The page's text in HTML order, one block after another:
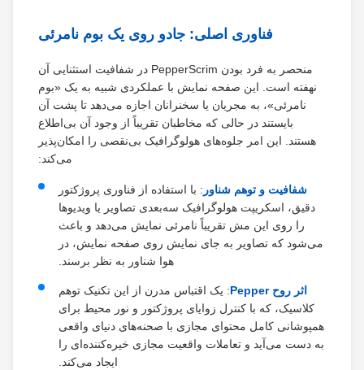
فناوری اصلی: جادو روی یک بوم نامرئی
منحصر به فرد بودن PepperScrim در شفافیت استثنایی آن
نهفته است. این صفحه نمایش با عملکردی شبیه به یک «بوم
نامرئی»، به مجریان یا سخنرانان اجازه می‌دهد تا پشت آن
بایستند در حالی که مخاطبان تقریباً از وجود آن بی‌اطلاع
هستند. این امر جلوه‌های هولوگرافیک بی‌نقصی را امکان‌پذیر
می‌کند:
شفافیت و توهم شناور: با استفاده از فناوری پروژکتور
دقیق، اسکریپت هولوگرافیک سه‌بعدی تصاویر یا ویدیوها
را روی این مش تقریباً نامرئی نمایش می‌دهد و باعث
می‌شود که تصاویر به جای نمایش روی صفحه نمایش، در
هوا شناور به نظر برسند.
اثر روح Pepper
: یک اقتباس مدرن از این تکنیک توهم
کلاسیک، که با کنترل زوایای پروژکتور و نور محیط برای
همپوشانی کامل محتوای مجازی با صحنه‌های دنیای واقعی
به دست می‌آید و تعاملات واقعیت مجازی خیره‌کننده‌ای را
ایجاد می‌کند.